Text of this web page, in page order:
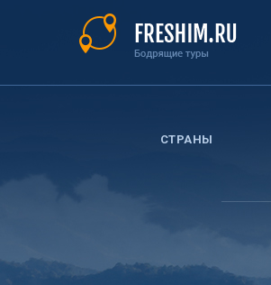
СТРАНЫ
Вы
здесь